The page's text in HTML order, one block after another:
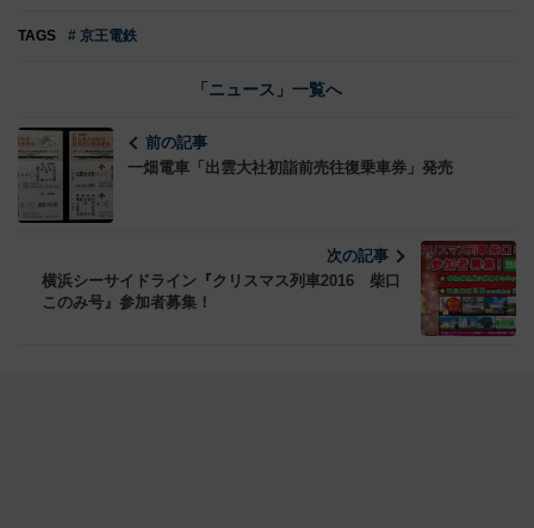
TAGS # 京王電鉄
「ニュース」一覧へ
前の記事
一畑電車「出雲大社初詣前売往復乗車券」発売
次の記事
横浜シーサイドライン『クリスマス列車2016 柴口
このみ号』参加者募集！